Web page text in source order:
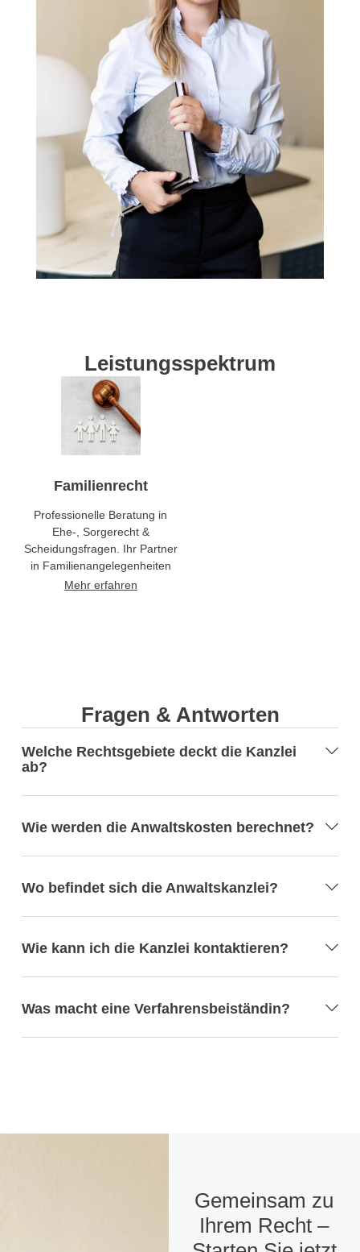
Leistungsspektrum
Familienrecht
Professionelle Beratung in
Ehe-, Sorgerecht &
Scheidungsfragen. Ihr Partner
in Familienangelegenheiten
Mehr erfahren
Fragen & Antworten
Welche Rechtsgebiete deckt die Kanzlei
ab?
Wie werden die Anwaltskosten berechnet?
Wo befindet sich die Anwaltskanzlei?
Wie kann ich die Kanzlei kontaktieren?
Was macht eine Verfahrensbeiständin?
Gemeinsam zu
Ihrem Recht –